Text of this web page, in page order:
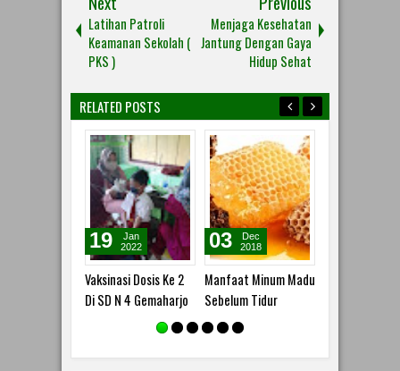
Latihan Patroli
Keamanan Sekolah (
PKS )
Menjaga Kesehatan
Jantung Dengan Gaya
Hidup Sehat
RELATED POSTS
Vaksinasi Dosis Ke 2
Di SD N 4 Gemaharjo
19
Jan
2022
Manfaat Minum Madu
Sebelum Tidur
03
Dec
2018